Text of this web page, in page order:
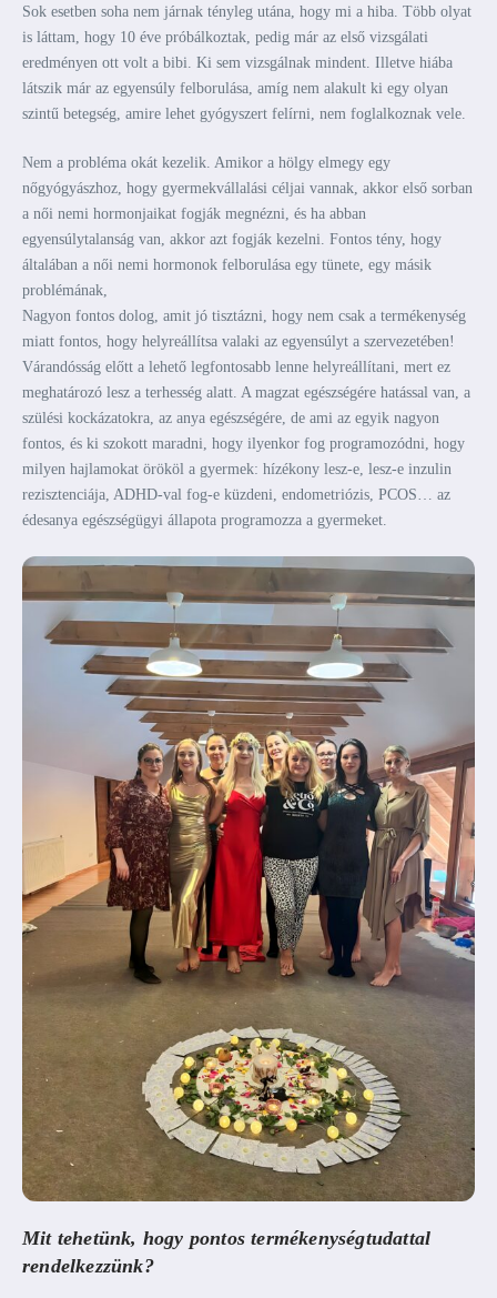
Sok esetben soha nem járnak tényleg utána, hogy mi a hiba. Több olyat
is láttam, hogy 10 éve próbálkoztak, pedig már az első vizsgálati
eredményen ott volt a bibi. Ki sem vizsgálnak mindent. Illetve hiába
látszik már az egyensúly felborulása, amíg nem alakult ki egy olyan
szintű betegség, amire lehet gyógyszert felírni, nem foglalkoznak vele.
Nem a probléma okát kezelik. Amikor a hölgy elmegy egy
nőgyógyászhoz, hogy gyermekvállalási céljai vannak, akkor első sorban
a női nemi hormonjaikat fogják megnézni, és ha abban
egyensúlytalanság van, akkor azt fogják kezelni. Fontos tény, hogy
általában a női nemi hormonok felborulása egy tünete, egy másik
problémának,
Nagyon fontos dolog, amit jó tisztázni, hogy nem csak a termékenység
miatt fontos, hogy helyreállítsa valaki az egyensúlyt a szervezetében!
Várandósság előtt a lehető legfontosabb lenne helyreállítani, mert ez
meghatározó lesz a terhesség alatt. A magzat egészségére hatással van, a
szülési kockázatokra, az anya egészségére, de ami az egyik nagyon
fontos, és ki szokott maradni, hogy ilyenkor fog programozódni, hogy
milyen hajlamokat örököl a gyermek: hízékony lesz-e, lesz-e inzulin
rezisztenciája, ADHD-val fog-e küzdeni, endometriózis, PCOS… az
édesanya egészségügyi állapota programozza a gyermeket.
Mit tehetünk, hogy pontos termékenységtudattal
rendelkezzünk?